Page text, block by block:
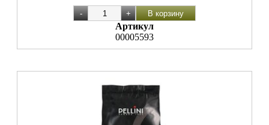
Артикул
00005593